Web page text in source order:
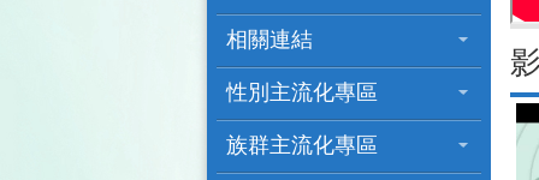
相關連結
性別主流化專區
族群主流化專區